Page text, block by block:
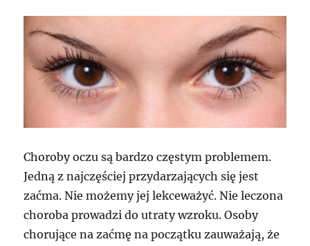
Choroby oczu są bardzo częstym problemem.
Jedną z najczęściej przydarzających się jest
zaćma. Nie możemy jej lekceważyć. Nie leczona
choroba prowadzi do utraty wzroku. Osoby
chorujące na zaćmę na początku zauważają, że